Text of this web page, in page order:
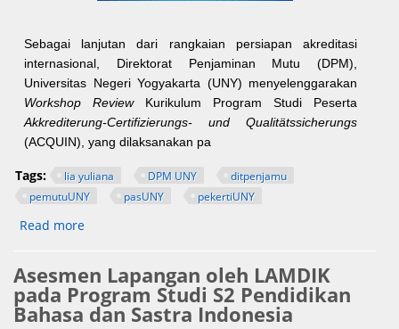
Sebagai lanjutan dari rangkaian persiapan akreditasi
internasional, Direktorat Penjaminan Mutu (DPM),
Universitas Negeri Yogyakarta (UNY) menyelenggarakan
Workshop ReviewKurikulum Program Studi Peserta
Akkrediterung-Certifizierungs- und Qualitätssicherungs
(ACQUIN), yang dilaksanakan pa
Tags: lia yuliana DPM UNY
ditpenjamu
pemutuUNY
pasUNY pekertiUNY
Read more
Asesmen Lapangan oleh LAMDIK
pada Program Studi S2 Pendidikan
Bahasa dan Sastra Indonesia